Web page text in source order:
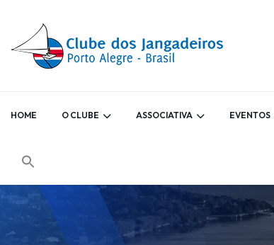
HOME O CLUBE ASSOCIATIVA EVENTOS